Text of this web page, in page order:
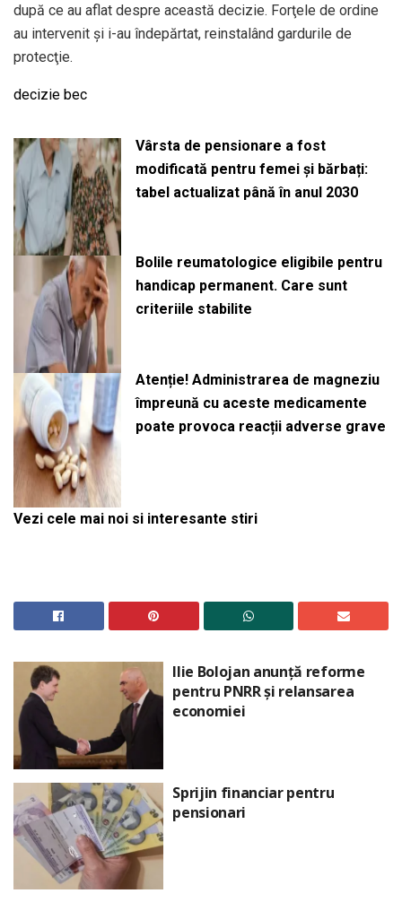
după ce au aflat despre această decizie. Forţele de ordine
au intervenit şi i-au îndepărtat, reinstalând gardurile de
protecţie.
decizie bec
Vârsta de pensionare a fost
modificată pentru femei și bărbați:
tabel actualizat până în anul 2030
Bolile reumatologice eligibile pentru
handicap permanent. Care sunt
criteriile stabilite
Atenție! Administrarea de magneziu
împreună cu aceste medicamente
poate provoca reacții adverse grave
Vezi cele mai noi si interesante stiri
Ilie Bolojan anunță reforme
pentru PNRR și relansarea
economiei
Sprijin financiar pentru
pensionari